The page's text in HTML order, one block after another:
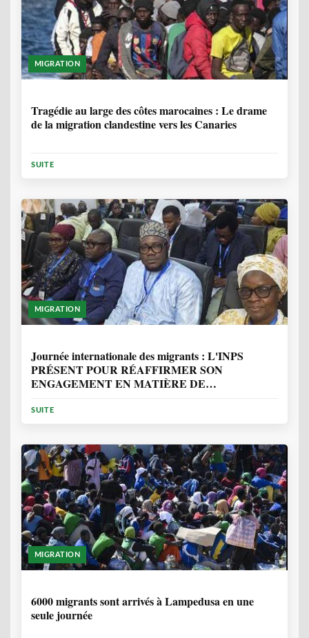
MIGRATION
Tragédie au large des côtes marocaines : Le drame
de la migration clandestine vers les Canaries
SUITE
MIGRATION
Journée internationale des migrants : L'INPS
PRÉSENT POUR RÉAFFIRMER SON
ENGAGEMENT EN MATIÈRE DE
SUITE
MIGRATION
6000 migrants sont arrivés à Lampedusa en une
seule journée